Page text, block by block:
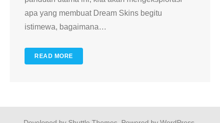
apa yang membuat Dream Skins begitu
istimewa, bagaimana…
READ MORE